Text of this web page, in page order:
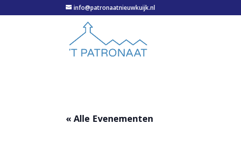
info@patronaatnieuwkuijk.nl
« Alle Evenementen